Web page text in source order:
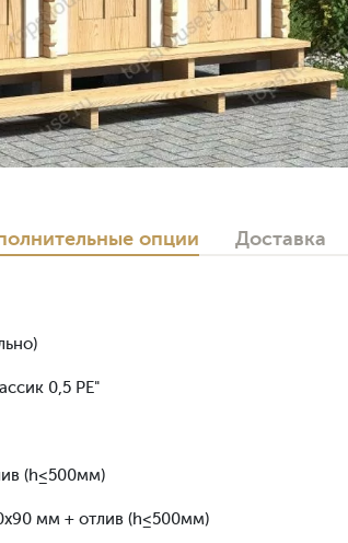
опции Доставка
0,5 РЕ"
(h≤500мм)
мм + отлив (h≤500мм)